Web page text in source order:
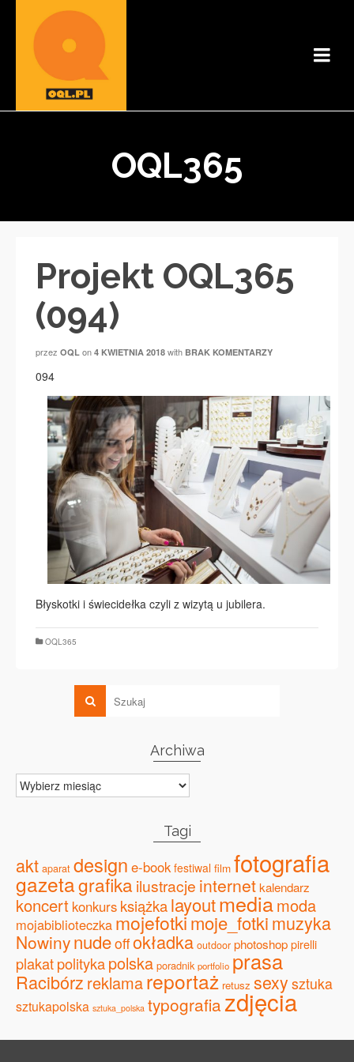
OQL365
Projekt OQL365
(094)
przez OQL on 4 KWIETNIA 2018 with BRAK KOMENTARZY
094
Błyskotki i świecidełka czyli z wizytą u jubilera.
OQL365
Archiwa
Archiwa
Tagi
akt aparat design e-book festiwal film fotografia
gazetagrafikailustracje internetkalendarz
koncert konkurs książkalayoutmediamoda
mojabiblioteczka mojefotkimoje_fotkimuzyka
Nowinynudeoffokładka outdoor photoshoppirelli
plakatpolitykapolska poradnik portfolio prasa
Racibórz reklamareportaż retusz sexy sztuka
sztukapolska sztuka_polska typografia zdjęcia